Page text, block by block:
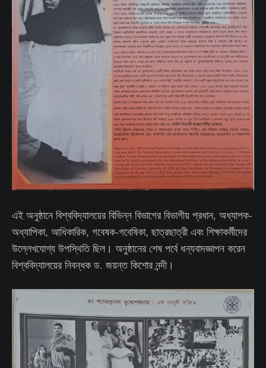
এই অনুষ্ঠানে বিশ্ববিদ্যালয়ের বিভিন্ন বিভাগের বিভাগীয় প্রধান, অধ্যাপক-
অধ্যাপিকা, আধিকারিক, গবেষক-গবেষিকা, ছাত্রছাত্রী এবং শিক্ষাকর্মীদের
উল্লেখযোগ্য উপস্থিতি ছিল। অনুষ্ঠানের শেষ পর্বে ধন্যবাদজ্ঞাপন করেন
বিশ্ববিদ্যালয়ের নিবন্ধক ড. জয়ন্ত কিশোর নন্দী।